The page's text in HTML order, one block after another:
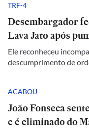
TRF-4
Desembargador
Lava Jato após
Ele reconheceu
descumprimento de
ACABOU
João Fonseca
e é eliminado do